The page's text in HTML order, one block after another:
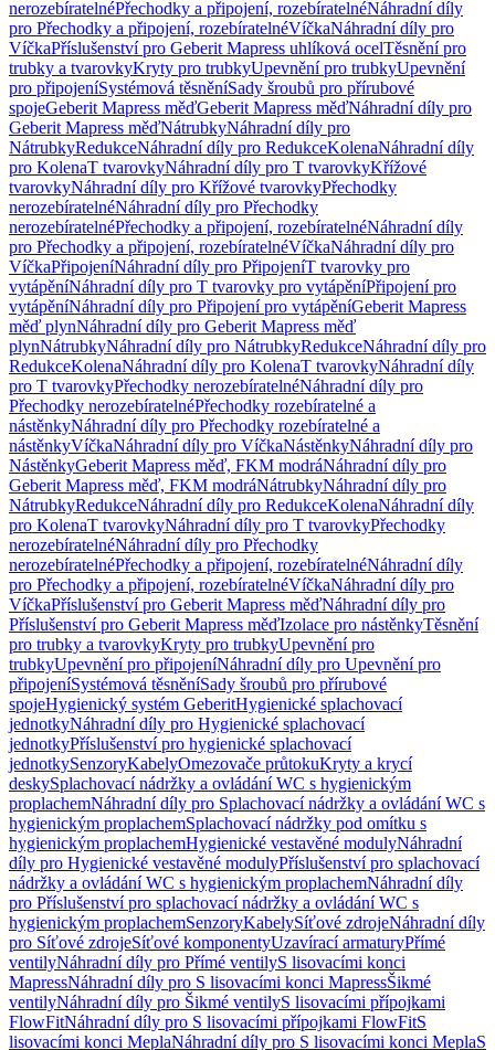
nerozebíratelnéPřechodky a připojení, rozebíratelnéNáhradní díly
pro Přechodky a připojení, rozebíratelnéVíčkaNáhradní díly pro
VíčkaPříslušenství pro Geberit Mapress uhlíková ocelTěsnění pro
trubky a tvarovkyKryty pro trubkyUpevnění pro trubkyUpevnění
pro připojeníSystémová těsněníSady šroubů pro přírubové
spojeGeberit Mapress měďGeberit Mapress měďNáhradní díly pro
Geberit Mapress měďNátrubkyNáhradní díly pro
NátrubkyRedukceNáhradní díly pro RedukceKolenaNáhradní díly
pro KolenaT tvarovkyNáhradní díly pro T tvarovkyKřížové
tvarovkyNáhradní díly pro Křížové tvarovkyPřechodky
nerozebíratelnéNáhradní díly pro Přechodky
nerozebíratelnéPřechodky a připojení, rozebíratelnéNáhradní díly
pro Přechodky a připojení, rozebíratelnéVíčkaNáhradní díly pro
VíčkaPřipojeníNáhradní díly pro PřipojeníT tvarovky pro
vytápěníNáhradní díly pro T tvarovky pro vytápěníPřipojení pro
vytápěníNáhradní díly pro Připojení pro vytápěníGeberit Mapress
měď plynNáhradní díly pro Geberit Mapress měď
plynNátrubkyNáhradní díly pro NátrubkyRedukceNáhradní díly pro
RedukceKolenaNáhradní díly pro KolenaT tvarovkyNáhradní díly
pro T tvarovkyPřechodky nerozebíratelnéNáhradní díly pro
Přechodky nerozebíratelnéPřechodky rozebíratelné a
nástěnkyNáhradní díly pro Přechodky rozebíratelné a
nástěnkyVíčkaNáhradní díly pro VíčkaNástěnkyNáhradní díly pro
NástěnkyGeberit Mapress měď, FKM modráNáhradní díly pro
Geberit Mapress měď, FKM modráNátrubkyNáhradní díly pro
NátrubkyRedukceNáhradní díly pro RedukceKolenaNáhradní díly
pro KolenaT tvarovkyNáhradní díly pro T tvarovkyPřechodky
nerozebíratelnéNáhradní díly pro Přechodky
nerozebíratelnéPřechodky a připojení, rozebíratelnéNáhradní díly
pro Přechodky a připojení, rozebíratelnéVíčkaNáhradní díly pro
VíčkaPříslušenství pro Geberit Mapress měďNáhradní díly pro
Příslušenství pro Geberit Mapress měďIzolace pro nástěnkyTěsnění
pro trubky a tvarovkyKryty pro trubkyUpevnění pro
trubkyUpevnění pro připojeníNáhradní díly pro Upevnění pro
připojeníSystémová těsněníSady šroubů pro přírubové
spojeHygienický systém GeberitHygienické splachovací
jednotkyNáhradní díly pro Hygienické splachovací
jednotkyPříslušenství pro hygienické splachovací
jednotkySenzoryKabelyOmezovače průtokuKryty a krycí
deskySplachovací nádržky a ovládání WC s hygienickým
proplachemNáhradní díly pro Splachovací nádržky a ovládání WC s
hygienickým proplachemSplachovací nádržky pod omítku s
hygienickým proplachemHygienické vestavěné modulyNáhradní
díly pro Hygienické vestavěné modulyPříslušenství pro splachovací
nádržky a ovládání WC s hygienickým proplachemNáhradní díly
pro Příslušenství pro splachovací nádržky a ovládání WC s
hygienickým proplachemSenzoryKabelySíťové zdrojeNáhradní díly
pro Síťové zdrojeSíťové komponentyUzavírací armaturyPřímé
ventilyNáhradní díly pro Přímé ventilyS lisovacími konci
MapressNáhradní díly pro S lisovacími konci MapressŠikmé
ventilyNáhradní díly pro Šikmé ventilyS lisovacími přípojkami
FlowFitNáhradní díly pro S lisovacími přípojkami FlowFitS
lisovacími konci MeplaNáhradní díly pro S lisovacími konci MeplaS